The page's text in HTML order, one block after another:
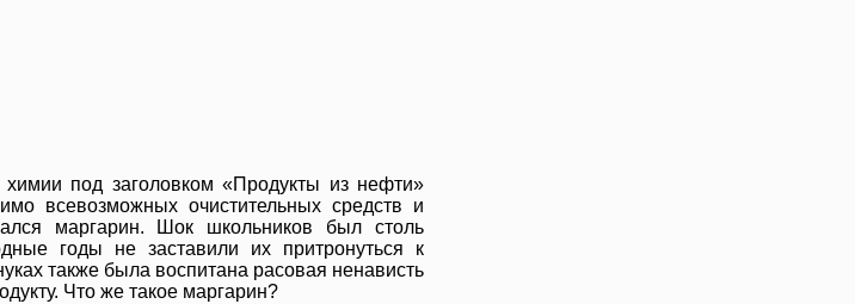
химии под заголовком «Продукты из нефти»
всевозможных очистительных средств и
маргарин. Шок школьников был столь
годы не заставили их притронуться к
также была воспитана расовая ненависть
Что же такое маргарин?